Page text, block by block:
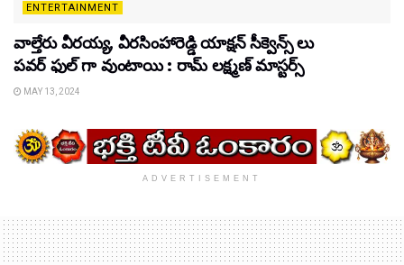
ENTERTAINMENT
వాల్తేరు వీరయ్య, వీరసింహారెడ్డి యాక్షన్ సీక్వెన్స్ లు
పవర్ ఫుల్ గా వుంటాయి : రామ్ లక్ష్మణ్ మాస్టర్స్
MAY 13, 2024
ADVERTISEMENT